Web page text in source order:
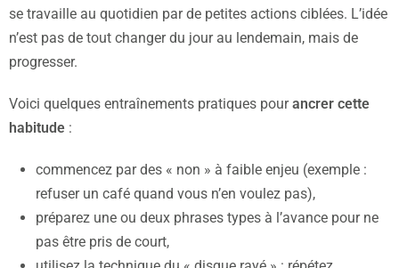
se travaille au quotidien par de petites actions ciblées. L’idée
n’est pas de tout changer du jour au lendemain, mais de
progresser.
Voici quelques entraînements pratiques pourancrer cette
habitude :
commencez par des « non » à faible enjeu (exemple :
refuser un café quand vous n’en voulez pas),
préparez une ou deux phrases types à l’avance pour ne
pas être pris de court,